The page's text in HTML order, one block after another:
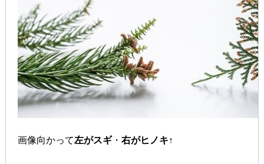
画像向かって左がスギ・ 右がヒノキ↑